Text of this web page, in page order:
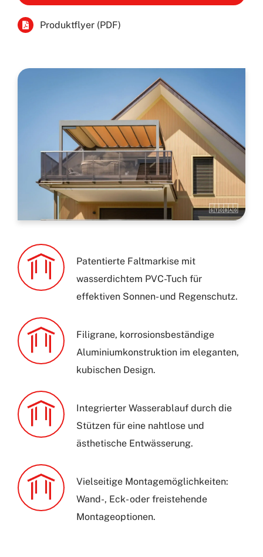
Produktflyer (PDF)
Patentierte Faltmarkise mit
wasserdichtem PVC-Tuch für
effektiven Sonnen- und Regenschutz.
Filigrane, korrosionsbeständige
Aluminiumkonstruktion im eleganten,
kubischen Design.
Integrierter Wasserablauf durch die
Stützen für eine nahtlose und
ästhetische Entwässerung.
Vielseitige Montagemöglichkeiten:
Wand-, Eck- oder freistehende
Montageoptionen.